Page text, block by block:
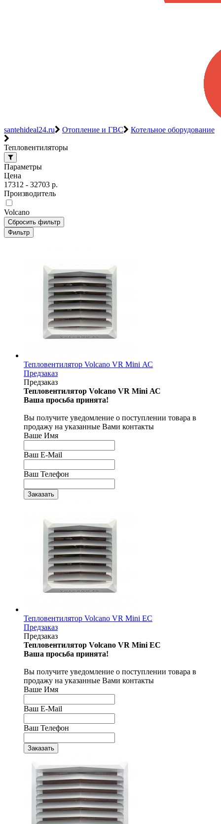
santehideal24.ru Отопление и ГВС Котельное оборудование
Тепловентиляторы
Параметры
Цена
17312 - 32703 р.
Производитель
Volcano
Сбросить фильтр
Фильтр
Тепловентилятор Volcano VR Mini АС
Предзаказ
Предзаказ
Тепловентилятор Volcano VR Mini АС
Ваша просьба принята!
Вы получите уведомление о поступлении товара в
продажу на указанные Вами контакты
Ваше Имя
Ваш E-Mail
Ваш Телефон
Тепловентилятор Volcano VR Mini EC
Предзаказ
Предзаказ
Тепловентилятор Volcano VR Mini EC
Ваша просьба принята!
Вы получите уведомление о поступлении товара в
продажу на указанные Вами контакты
Ваше Имя
Ваш E-Mail
Ваш Телефон